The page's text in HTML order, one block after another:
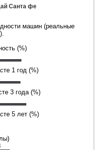
Санта фе
машин (реальные
(%)
1 год (%)
3 года (%)
5 лет (%)